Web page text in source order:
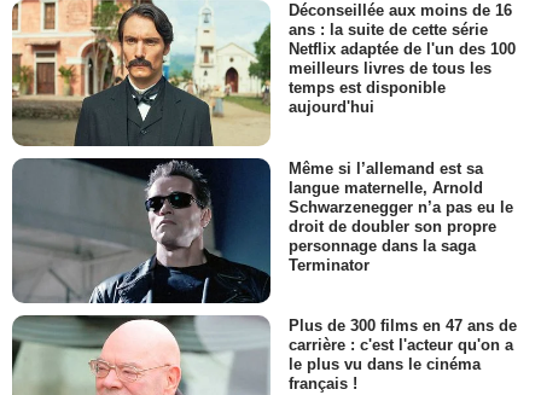
Déconseillée aux moins de 16
ans : la suite de cette série
Netflix adaptée de l'un des 100
meilleurs livres de tous les
temps est disponible
aujourd'hui
Même si l’allemand est sa
langue maternelle, Arnold
Schwarzenegger n’a pas eu le
droit de doubler son propre
personnage dans la saga
Terminator
Plus de 300 films en 47 ans de
carrière : c'est l'acteur qu'on a
le plus vu dans le cinéma
français !